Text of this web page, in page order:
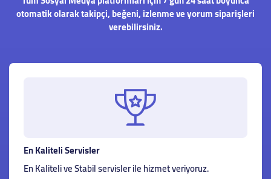
otomatik olarak takipçi, beğeni, izlenme ve yorum siparişleri
verebilirsiniz.
En Kaliteli Servisler
En Kaliteli ve Stabil servisler ile hizmet veriyoruz.